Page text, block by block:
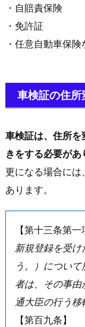
・自賠責保険
・免許証
・任意自動車保険
車検証の住所
車検証は、住所
きをする必要があ
更になる場合に
あります。
【第十三条第一
新規登録を受
う。）につい
者は、その事
通大臣の行う移
【第百九条】